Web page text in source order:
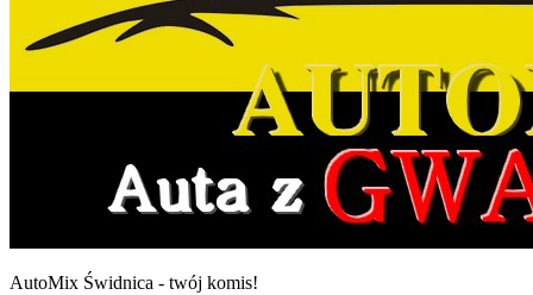
AutoMix Świdnica - twój komis!